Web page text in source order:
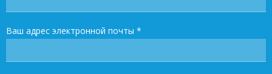
Ваш адрес электронной почты *